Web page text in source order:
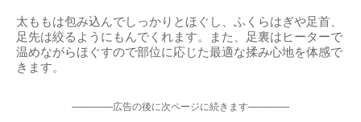
太ももは包み込んでしっかりとほぐし、ふくらはぎや足首、
足先は絞るようにもんでくれます。また、足裏はヒーターで
温めながらほぐすので部位に応じた最適な揉み心地を体感で
きます。
-----------------広告の後に次ページに続きます-----------------